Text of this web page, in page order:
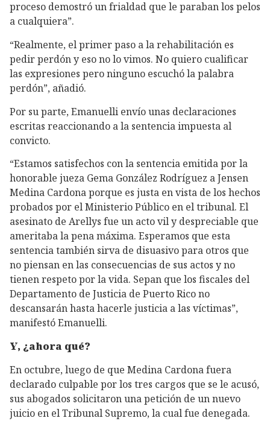
proceso demostró un frialdad que le paraban los pelos
a cualquiera”.
“Realmente, el primer paso a la rehabilitación es
pedir perdón y eso no lo vimos. No quiero cualificar
las expresiones pero ninguno escuchó la palabra
perdón”, añadió.
Por su parte, Emanuelli envío unas declaraciones
escritas reaccionando a la sentencia impuesta al
convicto.
“Estamos satisfechos con la sentencia emitida por la
honorable jueza Gema González Rodríguez a Jensen
Medina Cardona porque es justa en vista de los hechos
probados por el Ministerio Público en el tribunal. El
asesinato de Arellys fue un acto vil y despreciable que
ameritaba la pena máxima. Esperamos que esta
sentencia también sirva de disuasivo para otros que
no piensan en las consecuencias de sus actos y no
tienen respeto por la vida. Sepan que los fiscales del
Departamento de Justicia de Puerto Rico no
descansarán hasta hacerle justicia a las víctimas”,
manifestó Emanuelli.
Y, ¿ahora qué?
En octubre, luego de que Medina Cardona fuera
declarado culpable por los tres cargos que se le acusó,
sus abogados solicitaron una petición de un nuevo
juicio en el Tribunal Supremo, la cual fue denegada.